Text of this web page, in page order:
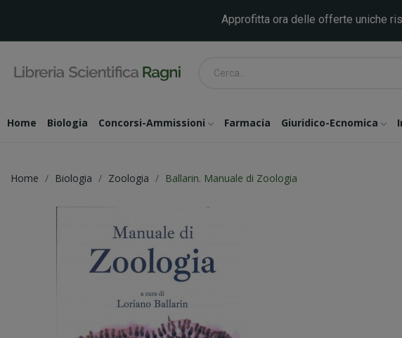
Approfitta ora delle offerte uniche
Home Biologia Concorsi-Ammissioni Farmacia Giuridico-Ecnomica
Home Biologia Zoologia Ballarin. Manuale di Zoologia